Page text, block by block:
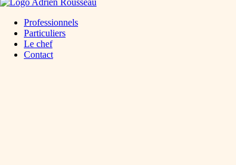
Professionnels
Particuliers
Le chef
Contact